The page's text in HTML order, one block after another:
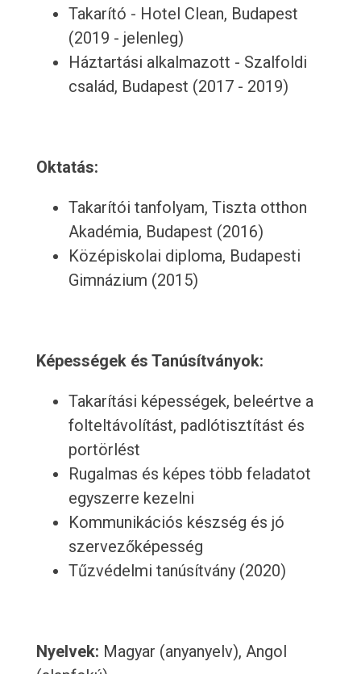
Takarító - Hotel Clean, Budapest
(2019 - jelenleg)
Háztartási alkalmazott - Szalfoldi
család, Budapest (2017 - 2019)
Oktatás:
Takarítói tanfolyam, Tiszta otthon
Akadémia, Budapest (2016)
Középiskolai diploma, Budapesti
Gimnázium (2015)
Képességek és Tanúsítványok:
Takarítási képességek, beleértve a
folteltávolítást, padlótisztítást és
portörlést
Rugalmas és képes több feladatot
egyszerre kezelni
Kommunikációs készség és jó
szervezőképesség
Tűzvédelmi tanúsítvány (2020)
Nyelvek: Magyar (anyanyelv), Angol